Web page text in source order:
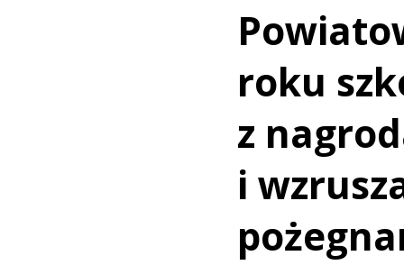
roku
z
i